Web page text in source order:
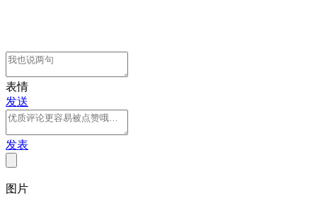
表情
发送
发表
图片